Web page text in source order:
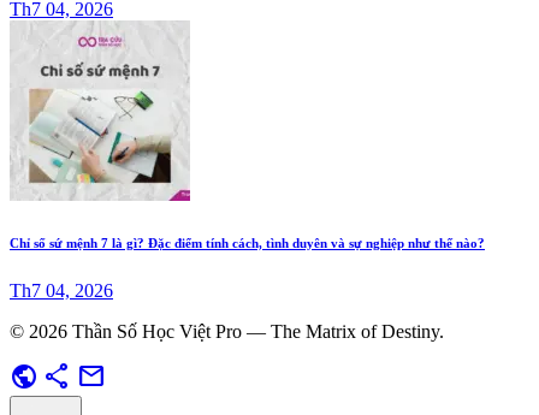
Th7 04, 2026
Chỉ số sứ mệnh 7 là gì? Đặc điểm tính cách, tình duyên và sự nghiệp như thế nào?
Th7 04, 2026
© 2026 Thần Số Học Việt Pro — The Matrix of Destiny.
public share mail